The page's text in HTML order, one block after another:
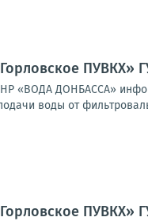
«ВОДА ДОНБАССА»
воды от